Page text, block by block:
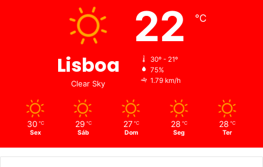
Lisboa
Clear Sky
22 ℃
30º - 21º
75%
1.79 km/h
30 ℃
Sex
29 ℃
Sáb
27 ℃
Dom
28 ℃
Seg
28 ℃
Ter